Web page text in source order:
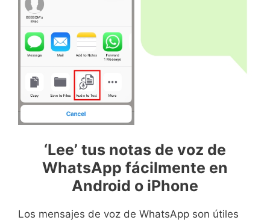
‘Lee’ tus notas de voz de
WhatsApp fácilmente en
Android o iPhone
Los mensajes de voz de WhatsApp son útiles